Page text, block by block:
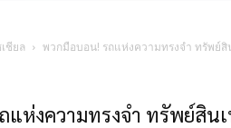
ชียล พวกมือบอน! รถแห่งความทรงจำ ทรัพย์
แห่งความทรงจำ ทรัพย์สิน